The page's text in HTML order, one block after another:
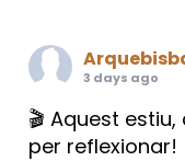
3 days ago
🎬 Aquest
per reflexionar!